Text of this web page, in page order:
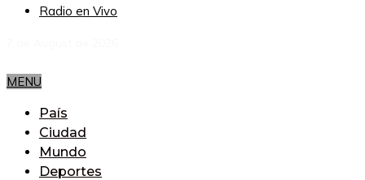
Radio en Vivo
MENU
País
Ciudad
Mundo
Deportes